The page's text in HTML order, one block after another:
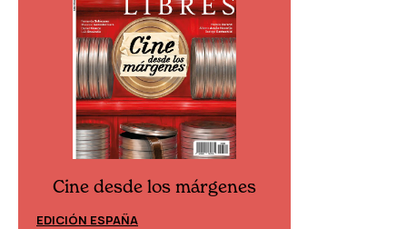
Cine desde los márgenes
EDICIÓN ESPAÑA